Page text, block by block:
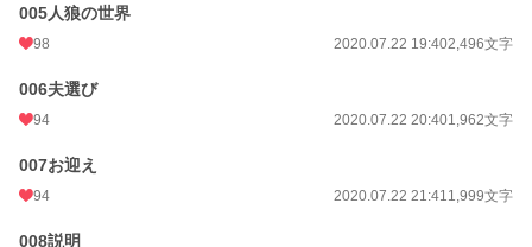
文字数 274,833
初回公開日時
月間ポイント
005人狼の世界
98 2020.07.22 19:402,496文字
006夫選び
94 2020.07.22 20:401,962文字
007お迎え
94 2020.07.22 21:411,999文字
008説明